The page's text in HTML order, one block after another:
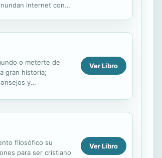
internet con
o meterte de
gran historia;
y
Ver Libro
filosófico su
para ser cristiano
Ver Libro